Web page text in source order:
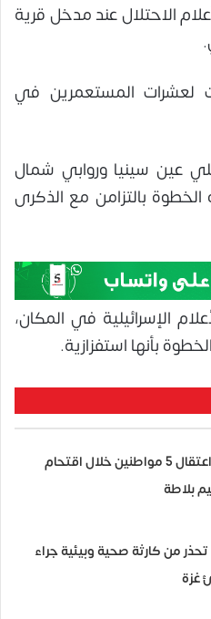
الاحتلال عند مدخل قرية
لعشرات المستعمرين في
عين سينيا وروابي شمال
بالتزامن مع الذكرى
الإسرائيلية في المكان،
بأنها استفزازية.
إصابة شاب واعتقال 5 مواطنين خلال اقتحام
بلاطة
من كارثة صحية وبيئية جراء
غزة